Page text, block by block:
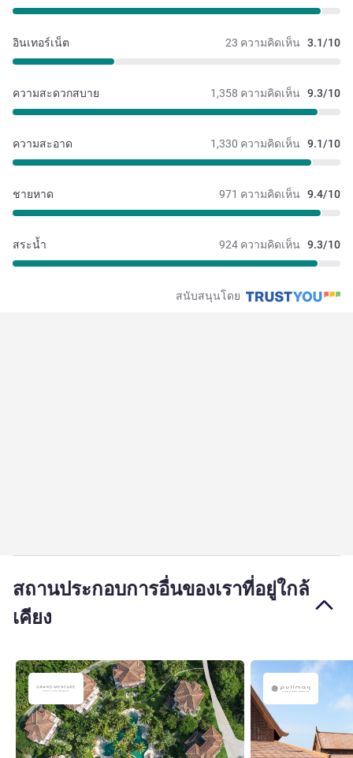
23 ความคิดเห็น 3.1/10
อินเทอร์เน็ต
1,358 ความคิดเห็น 9.3/10
ความสะดวกสบาย
1,330 ความคิดเห็น 9.1/10
ความสะอาด
971 ความคิดเห็น 9.4/10
ชายหาด
924 ความคิดเห็น 9.3/10
สระน้ำ
สนับสนุนโดย
สถานประกอบการอื่นของเราที่อยู่ใกล้
เคียง